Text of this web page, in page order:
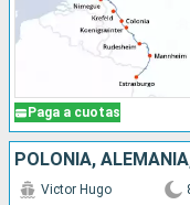
Paga a cuotas
POLONIA,
Victor Hugo